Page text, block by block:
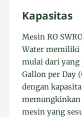
Kapasitas
Mesin RO
Water memiliki
mulai dari yang
Gallon per Day
dengan
mesin yang